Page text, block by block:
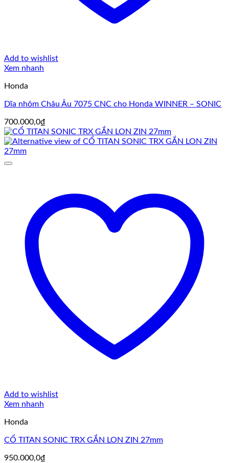
Add to wishlist
Xem nhanh
Honda
Dĩa nhôm Châu Âu 7075 CNC cho Honda WINNER – SONIC
700.000,0₫
Add to wishlist
Xem nhanh
Honda
CỔ TITAN SONIC TRX GẮN LON ZIN 27mm
950.000,0₫